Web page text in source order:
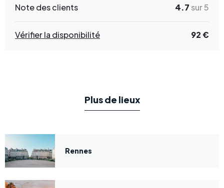
Note des clients 4.7 sur 5
Vérifier la disponibilité 92 €
Plus de lieux
Rennes